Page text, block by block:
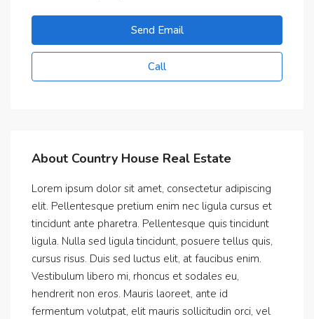
Send Email
Call
About Country House Real Estate
Lorem ipsum dolor sit amet, consectetur adipiscing
elit. Pellentesque pretium enim nec ligula cursus et
tincidunt ante pharetra. Pellentesque quis tincidunt
ligula. Nulla sed ligula tincidunt, posuere tellus quis,
cursus risus. Duis sed luctus elit, at faucibus enim.
Vestibulum libero mi, rhoncus et sodales eu,
hendrerit non eros. Mauris laoreet, ante id
fermentum volutpat, elit mauris sollicitudin orci, vel